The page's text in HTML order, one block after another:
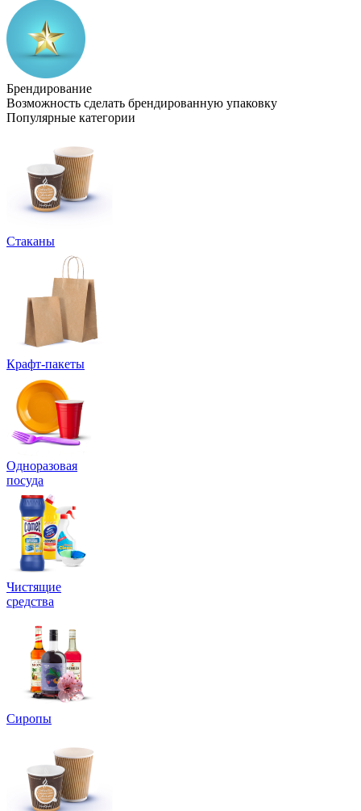
Брендирование
Возможность сделать брендированную упаковку
Популярные категории
Стаканы
Крафт-пакеты
Одноразовая
посуда
Чистящие
средства
Сиропы